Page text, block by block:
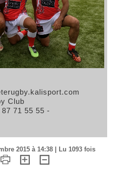
Club
71 55 55 -
2015 à 14:38 | Lu 1093 fois